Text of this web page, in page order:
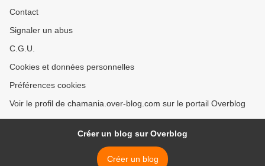
Contact
Signaler un abus
C.G.U.
Cookies et données personnelles
Préférences cookies
Voir le profil de chamania.over-blog.com sur le portail Overblog
Créer un blog sur Overblog
Créer un blog